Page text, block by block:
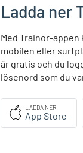
Ladda ner
Med Trainor-
mobilen eller
är gratis och du
lösenord som du
LADDA NER
App Store